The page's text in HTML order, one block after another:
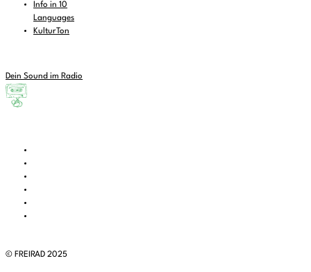
Info in 10
Languages
KulturTon
Dein Sound im Radio
© FREIRAD 2025